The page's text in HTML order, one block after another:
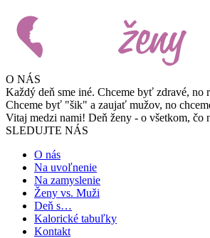
O NÁS
Každý deň sme iné. Chceme byť zdravé, no
Chceme byť "šik" a zaujať mužov, no
Vitaj medzi nami! Deň ženy - o všetkom, čo
SLEDUJTE NÁS
O nás
Na uvoľnenie
Na zamyslenie
Ženy vs. Muži
Deň s…
Kalorické tabuľky
Kontakt